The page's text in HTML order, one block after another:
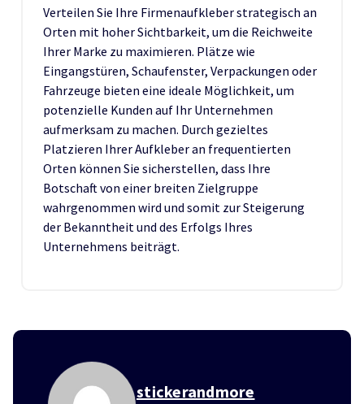
Verteilen Sie Ihre Firmenaufkleber strategisch an
Orten mit hoher Sichtbarkeit, um die Reichweite
Ihrer Marke zu maximieren. Plätze wie
Eingangstüren, Schaufenster, Verpackungen oder
Fahrzeuge bieten eine ideale Möglichkeit, um
potenzielle Kunden auf Ihr Unternehmen
aufmerksam zu machen. Durch gezieltes
Platzieren Ihrer Aufkleber an frequentierten
Orten können Sie sicherstellen, dass Ihre
Botschaft von einer breiten Zielgruppe
wahrgenommen wird und somit zur Steigerung
der Bekanntheit und des Erfolgs Ihres
Unternehmens beiträgt.
stickerandmore